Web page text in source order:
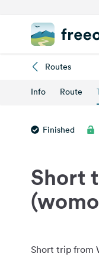
Routes
Info Route
Finished
Short
Short trip from